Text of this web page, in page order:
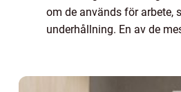
om de används för arbete,
underhållning. En av de